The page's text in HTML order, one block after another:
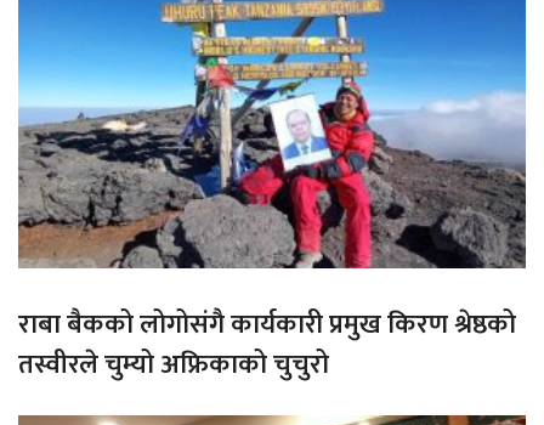
राबा बैकको लोगोसंगै कार्यकारी प्रमुख किरण श्रेष्ठको
तस्वीरले चुम्यो अफ्रिकाको चुचुरो